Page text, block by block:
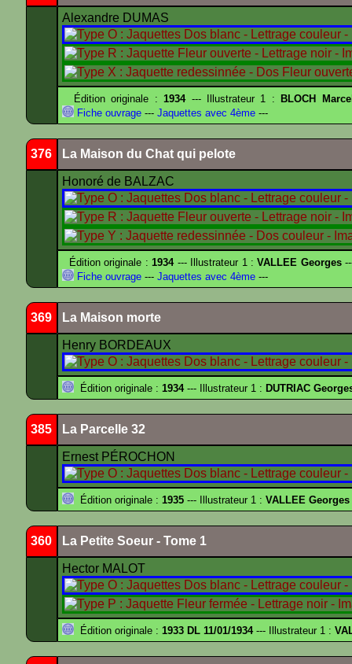
Alexandre DUMAS
Édition originale :1934--- Illustrateur 1 :
BLOCH
Fiche ouvrage --- Jaquettes avec 4ème ---
376 La Maison du Chat qui pelote
Honoré de BALZAC
Édition originale :1934--- Illustrateur 1 :VALLEE Georges
Fiche ouvrage --- Jaquettes avec 4ème ---
369 La Maison morte
Henry BORDEAUX
Édition originale : 1934--- Illustrateur 1 : DUTRIAC
385 La Parcelle 32
Ernest PÉROCHON
Édition originale : 1935 --- Illustrateur 1 : VALLEE Georges
360 La Petite Soeur - Tome 1
Hector MALOT
Édition originale : 1933 DL 11/01/1934--- Illustrateur 1 :